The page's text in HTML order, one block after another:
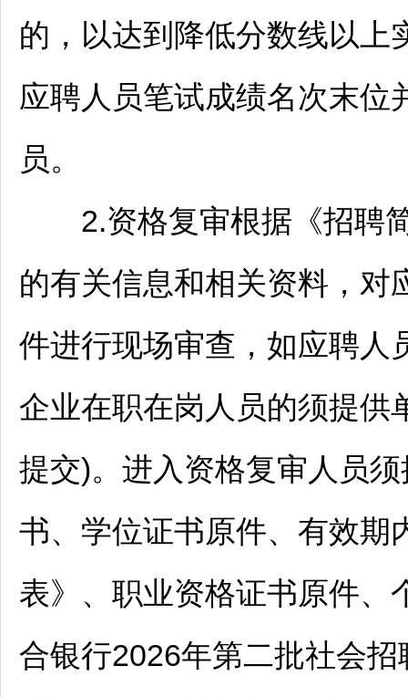
的，以达到降低分数线以上
应聘人员笔试成绩名次末位
员。
2.资格复审根据《招聘
的有关信息和相关资料，对
件进行现场审查，如应聘人
企业在职在岗人员的须提供
提交)。进入资格复审人员
书、学位证书原件、有效期
表》、职业资格证书原件、
合银行2026年第二批社会招